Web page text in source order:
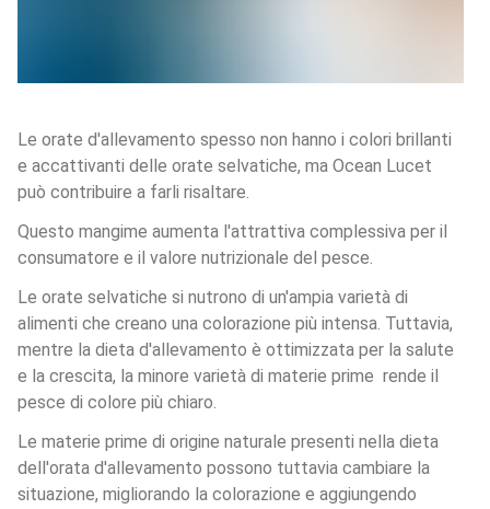
Le orate d'allevamento spesso non hanno i colori brillanti
e accattivanti delle orate selvatiche, ma Ocean Lucet
può contribuire a farli risaltare.
Questo mangime aumenta l'attrattiva complessiva per il
consumatore e il valore nutrizionale del pesce.
Le orate selvatiche si nutrono di un'ampia varietà di
alimenti che creano una colorazione più intensa. Tuttavia,
mentre la dieta d'allevamento è ottimizzata per la salute
e la crescita, la minore varietà di materie prime  rende il
pesce di colore più chiaro.
Le materie prime di origine naturale presenti nella dieta
dell'orata d'allevamento possono tuttavia cambiare la
situazione, migliorando la colorazione e aggiungendo